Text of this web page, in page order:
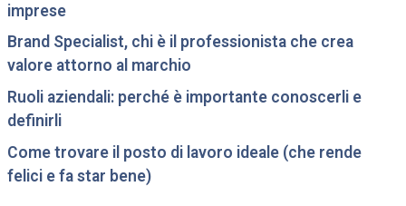
imprese
Brand Specialist, chi è il professionista che crea
valore attorno al marchio
Ruoli aziendali: perché è importante conoscerli e
definirli
Come trovare il posto di lavoro ideale (che rende
felici e fa star bene)